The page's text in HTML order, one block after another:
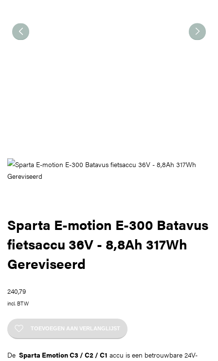
Sparta E-motion E-300 Batavus
fietsaccu 36V - 8,8Ah 317Wh
Gereviseerd
240,79
incl. BTW
TOEVOEGEN AAN VERLANGLIJST
De Sparta Emotion C3 / C2 / C1 accu is een betrouwbare 24V-